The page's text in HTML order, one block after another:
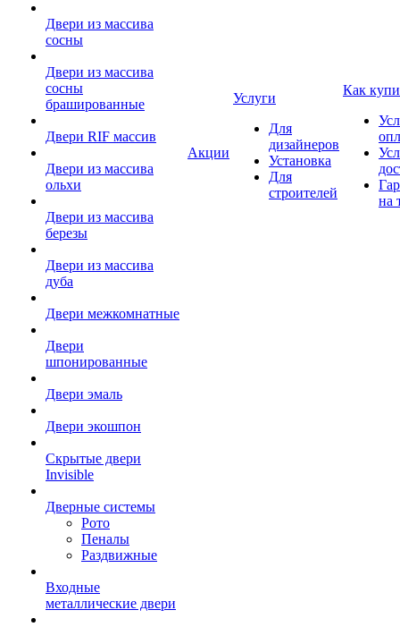
Двери из массива
сосны
Двери из массива
сосны
брашированные
Двери RIF массив
Двери из массива
ольхи
Двери из массива
березы
Двери из массива
дуба
Двери межкомнатные
Двери
шпонированные
Двери эмаль
Двери экошпон
Скрытые двери
Invisible
Дверные системы
Рото
Пеналы
Раздвижные
Входные
металлические двери
Акции
Услуги
Для
дизайнеров
Установка
Для
строителей
Как
на